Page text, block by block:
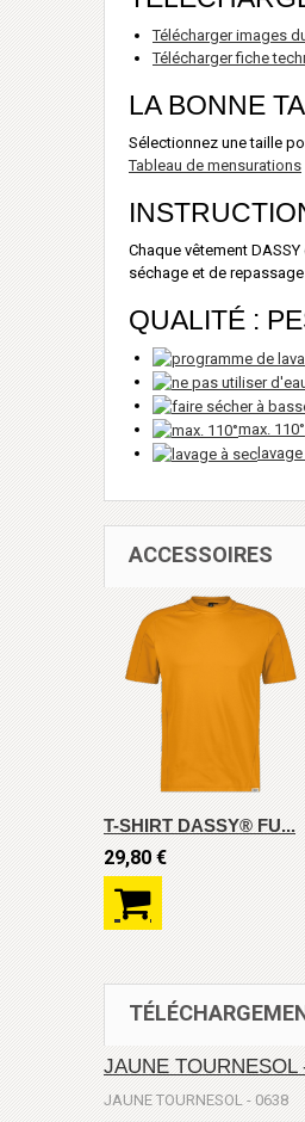
Télécharger images
Télécharger fiche
LA BONNE
Sélectionnez une taille
Tableau de mensurations
Chaque vêtement
séchage et de
QUALITÉ :
max. 110°
ACCESSOIRES
T-SHIRT DASSY® FU...
29,80 €
JAUNE TOURNESOL
JAUNE TOURNESOL - 0638